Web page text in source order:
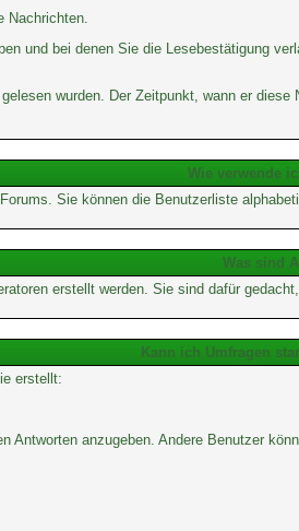
Nachrichten.
und bei denen Sie die Lesebestätigung
wurden. Der Zeitpunkt, wann er
Wie verwende
Sie können die Benutzerliste
Was sind
erstellt werden. Sie sind dafür
Kann ich Umfragen
erstellt:
anzugeben. Andere Benutzer